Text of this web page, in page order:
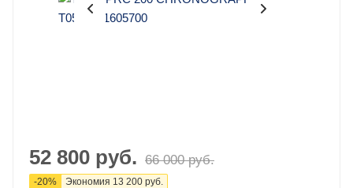
52 800 руб. 66 000руб.
-20% Экономия 13 200 руб.